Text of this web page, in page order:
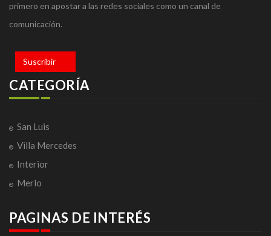
primero en apostar a las redes sociales como un canal de
comunicación.
Suscribir
CATEGORÍA
San Luis
Villa Mercedes
Interior
Merlo
PAGINAS DE INTERÉS